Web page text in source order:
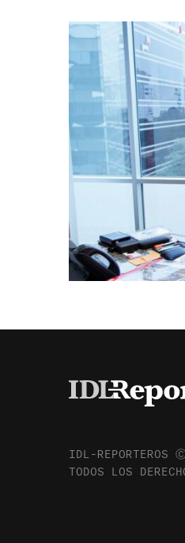
IDL-REPORTEROS
TODOS LOS